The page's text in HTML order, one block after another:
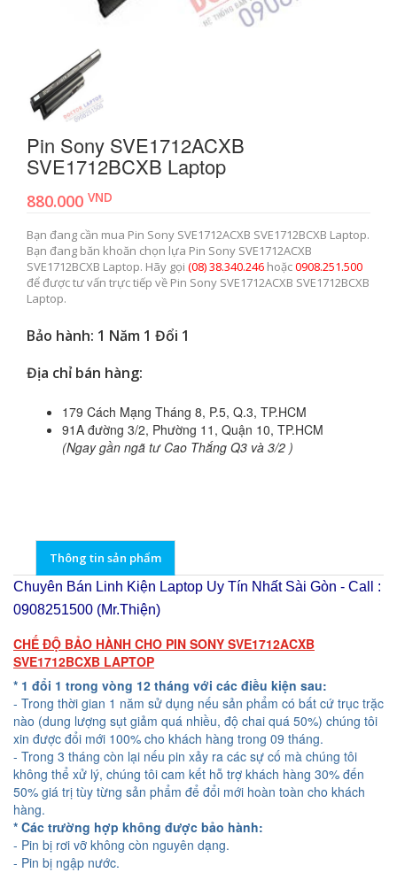
Pin Sony SVE1712ACXB
SVE1712BCXB Laptop
880.000 VND
Bạn đang cần mua Pin Sony SVE1712ACXB SVE1712BCXB Laptop.
Bạn đang băn khoăn chọn lựa Pin Sony SVE1712ACXB
SVE1712BCXB Laptop. Hãy gọi (08) 38.340.246 hoặc0908.251.500
để được tư vấn trực tiếp về Pin Sony SVE1712ACXB SVE1712BCXB
Laptop.
Bảo hành: 1 Năm 1 Đổi 1
Địa chỉ bán hàng:
179 Cách Mạng Tháng 8, P.5, Q.3, TP.HCM
91A đường 3/2, Phường 11, Quận 10, TP.HCM
(Ngay gần ngã tư Cao Thắng Q3 và 3/2 )
Thông tin sản phẩm
Chuyên Bán Linh Kiện Laptop Uy Tín Nhất Sài Gòn - Call :
0908251500 (Mr.Thiện)
CHẾ ĐỘ BẢO HÀNH CHO PIN SONY SVE1712ACXB
SVE1712BCXB LAPTOP
* 1 đổi 1 trong vòng 12 tháng với các điều kiện sau:
- Trong thời gian 1 năm sử dụng nếu sản phẩm có bất cứ trục trặc
nào (dung lượng sụt giảm quá nhiều, độ chai quá 50%) chúng tôi
xin được đổi mới 100% cho khách hàng trong 09 tháng.
- Trong 3 tháng còn lại nếu pin xảy ra các sự cố mà chúng tôi
không thể xử lý, chúng tôi cam kết hỗ trợ khách hàng 30% đến
50% giá trị tùy từng sản phẩm để đổi mới hoàn toàn cho khách
hàng.
* Các trường hợp không được bảo hành:
- Pin bị rơi vỡ không còn nguyên dạng.
- Pin bị ngập nước.